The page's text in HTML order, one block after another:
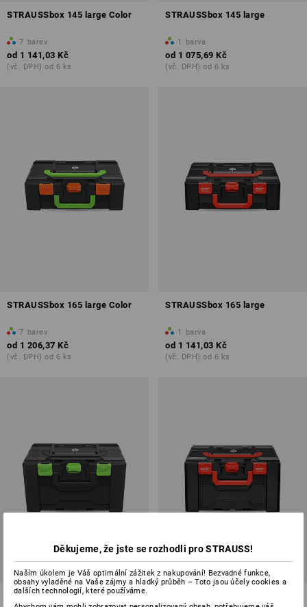
STRAUSSbox 145 large Color
7 barev
od 1 141,03 Kč
(vč. DPH) od 6 ks
STRAUSSbox 145 large
1 barva
od 1 075,69 Kč
(vč. DPH) od 6 ks
STRAUSSbox 165 large Color
7 barev
od 1 206,37 Kč
(vč. DPH) od 6 ks
STRAUSSbox 165 large
1 barva
od 1 141,03 Kč
(vč. DPH) od 6 ks
STRAUSSbox 280 large Color
Děkujeme, že jste se rozhodli pro STRAUSS!
Naším úkolem je Váš optimální zážitek z nakupování! Bezvadné funkce,
obsahy vyladěné na Vaše zájmy a hladký průběh – Toto jsou účely cookies a
dalších technologií, které používáme.